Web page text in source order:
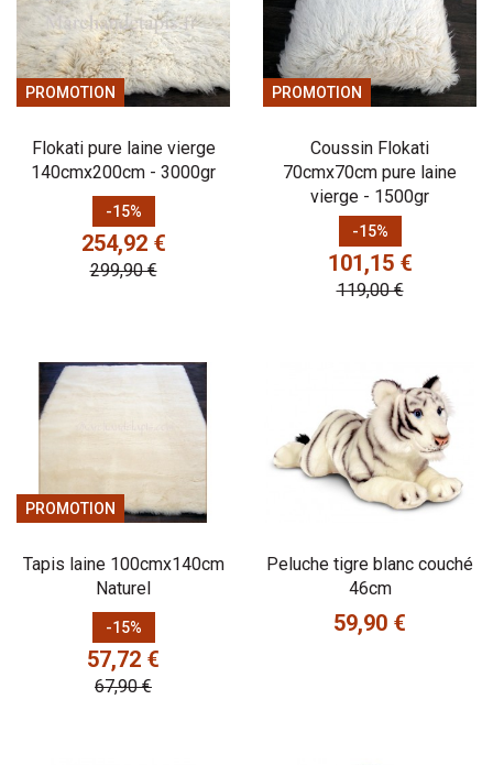
PROMOTION
Flokati pure laine vierge
140cmx200cm - 3000gr
-15%
Prix
254,92 €
Prix de base
299,90 €
PROMOTION
Coussin Flokati
70cmx70cm pure laine
vierge - 1500gr
-15%
Prix
101,15 €
Prix de base
119,00 €
PROMOTION
Tapis laine 100cmx140cm
Naturel
-15%
Prix
57,72 €
Prix de base
67,90 €
Peluche tigre blanc couché
46cm
Prix
59,90 €